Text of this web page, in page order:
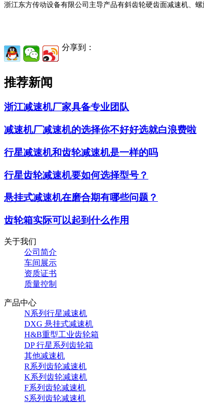
浙江东方传动设备有限公司主导产品有斜齿轮硬齿面减速机、
分享到：
推荐新闻
浙江减速机厂家具备专业团队
减速机厂减速机的选择你不好好选就白浪费啦
行星减速机和齿轮减速机是一样的吗
行星齿轮减速机要如何选择型号？
悬挂式减速机在磨合期有哪些问题？
齿轮箱实际可以起到什么作用
关于我们
公司简介
车间展示
资质证书
质量控制
产品中心
N系列行星减速机
DXG 悬挂式减速机
H&B重型工业齿轮箱
DP 行星系列齿轮箱
其他减速机
R系列齿轮减速机
K系列齿轮减速机
F系列齿轮减速机
S系列齿轮减速机